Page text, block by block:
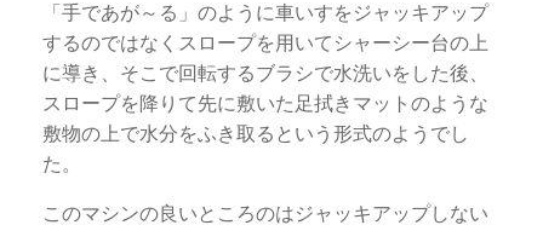
「手であが～る」のように車いすをジャッキアップ
するのではなくスロープを用いてシャーシー台の上
に導き、そこで回転するブラシで水洗いをした後、
スロープを降りて先に敷いた足拭きマットのような
敷物の上で水分をふき取るという形式のようでし
た。
このマシンの良いところのはジャッキアップしない